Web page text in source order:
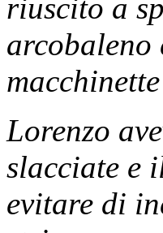
riuscito a
Lorenzo
slacciate e
evitare di